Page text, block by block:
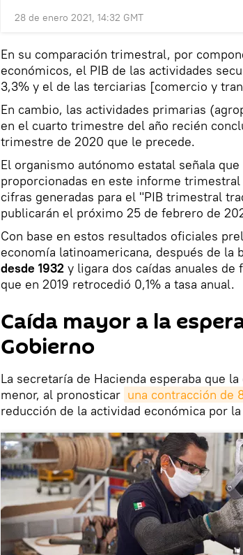
28 de enero 2021, 14:32 GMT
En su comparación trimestral, por
económicos, el PIB de las actividades
3,3% y el de las terciarias [comercio y
En cambio, las actividades primarias
en el cuarto trimestre del año recién
trimestre de 2020 que le precede.
El organismo autónomo estatal señala
proporcionadas en este informe
cifras generadas para el "PIB trimestral
publicarán el próximo 25 de febrero de
Con base en estos resultados oficiales
economía latinoamericana, después de la
desde 1932 y ligara dos caídas anuales
que en 2019 retrocedió 0,1% a tasa anual.
Caída mayor a la
Gobierno
La secretaría de Hacienda esperaba que
menor, al pronosticar una contracción de
reducción de la actividad económica por la